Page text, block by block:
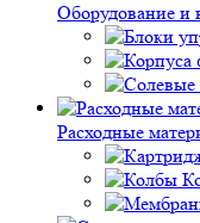
Оборудование и
Расходные